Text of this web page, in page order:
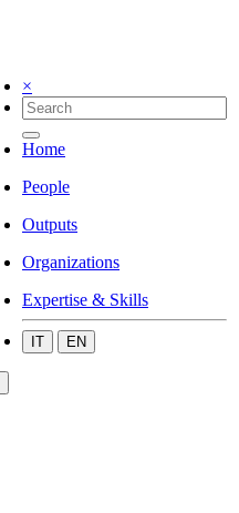
×
Home
People
Outputs
Organizations
Expertise & Skills
IT EN